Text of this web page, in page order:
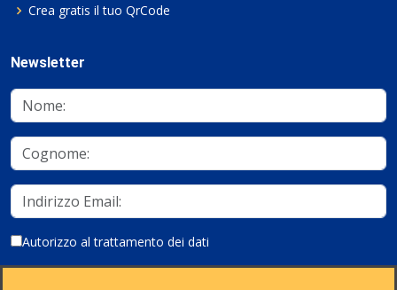
Crea gratis il tuo QrCode
Newsletter
Autorizzo al trattamento dei dati